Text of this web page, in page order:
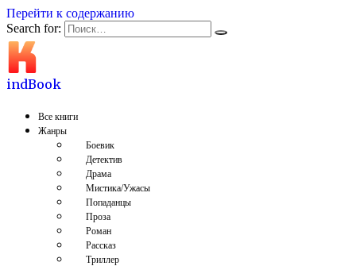
Перейти к содержанию
Search for:
indBook
Все книги
Жанры
Боевик
Детектив
Драма
Мистика/Ужасы
Попаданцы
Проза
Роман
Рассказ
Триллер